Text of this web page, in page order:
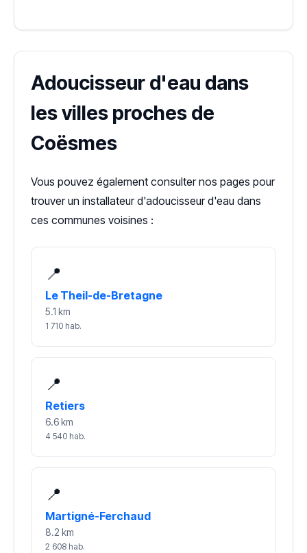
Adoucisseur d'eau dans
les villes proches de
Coësmes
Vous pouvez également consulter nos pages pour
trouver un installateur d'adoucisseur d'eau dans
ces communes voisines :
📍
Le Theil-de-Bretagne
5.1 km
1 710 hab.
📍
Retiers
6.6 km
4 540 hab.
📍
Martigné-Ferchaud
8.2 km
2 608 hab.